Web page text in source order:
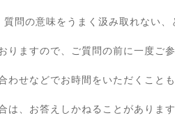
問の意味をうまく汲み取れない
りますので、ご質問の前に一度ご参
わせなどでお時間をいただくことも
は、お答えしかねることがあります